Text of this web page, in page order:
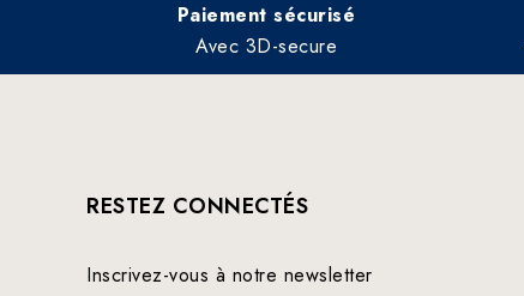
Paiement sécurisé
Avec 3D-secure
RESTEZ CONNECTÉS
Inscrivez-vous à notre newsletter